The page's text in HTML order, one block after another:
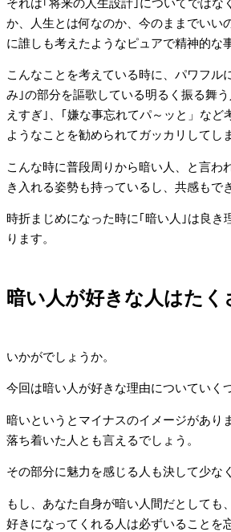
それは｢将来の人生設計｣についてではな
か、人生とは何なのか、今のままでいい
に誰しも考えたようなピュアで精神的な
こんなことを考えている時に、パワフル
み｣の部分を謳歌している明るく振る舞
えすぎ｣、｢嫌な事忘れてパ～ッと」など
ようなことを勧められてガッカリしてし
こんな時に普段周りから暗い人、と言わ
き入れる姿勢も持っているし、共感もで
時折まじめになった時に｢暗い人｣は良き
ります。
暗い人が好きな人はたく
いかがでしょうか。
今回は暗い人が好きな理由についていく
暗いというとマイナスのイメージがあり
落ち着いた人とも言えるでしょう。
その部分に魅力を感じる人も決して少な
もし、あなた自身が暗い人間だとしても
好きになってくれる人は必ずいることを